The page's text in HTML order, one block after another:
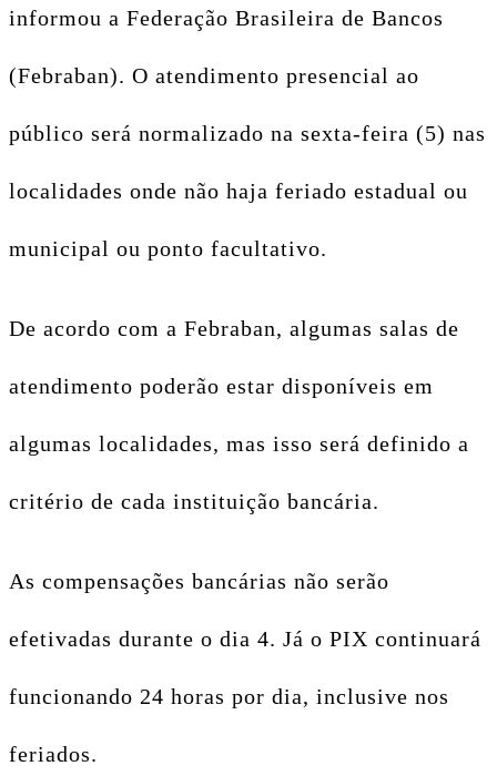
informou a Federação Brasileira de Bancos
(Febraban). O atendimento presencial ao
público será normalizado na sexta-feira (5) nas
localidades onde não haja feriado estadual ou
municipal ou ponto facultativo.
De acordo com a Febraban, algumas salas de
atendimento poderão estar disponíveis em
algumas localidades, mas isso será definido a
critério de cada instituição bancária.
As compensações bancárias não serão
efetivadas durante o dia 4. Já o PIX continuará
funcionando 24 horas por dia, inclusive nos
feriados.